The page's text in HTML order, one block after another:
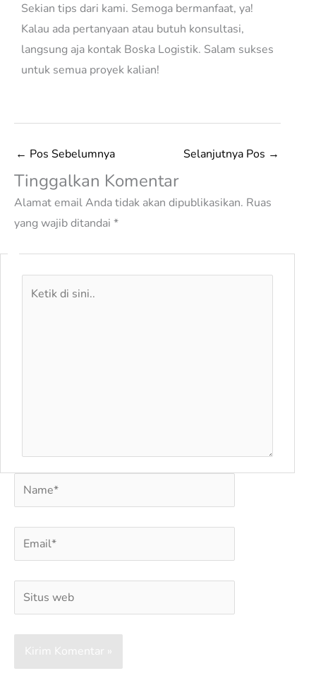
Sekian tips dari kami. Semoga bermanfaat, ya!
Kalau ada pertanyaan atau butuh konsultasi,
langsung aja kontak Boska Logistik. Salam sukses
untuk semua proyek kalian!
← Pos Sebelumnya Selanjutnya Pos →
Tinggalkan Komentar
Alamat email Anda tidak akan dipublikasikan. Ruas
yang wajib ditandai *
Name*
Email*
Situs
web